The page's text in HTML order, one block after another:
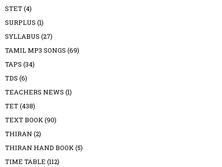
STET(4)
SURPLUS (1)
SYLLABUS (27)
TAMIL MP3 SONGS (69)
TAPS (34)
TDS (6)
TEACHERS NEWS (1)
TET(438)
TEXT BOOK(90)
THIRAN (2)
THIRAN HAND BOOK(5)
TIME TABLE (112)